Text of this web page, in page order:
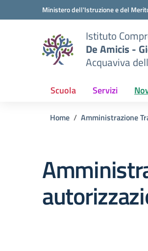
Vai ai contenuti
Vai al menu di navigazioneMinistero dell'Istruzione e del
Istituto
De Amicis -
Acquaviva
Scuola Servizi
Home Amministrazione